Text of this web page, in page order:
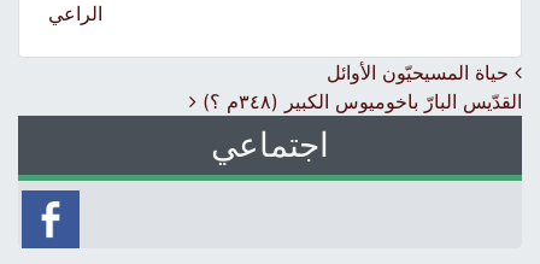
الراعي
Post navigation
حياة المسيحيّون الأوائل
القدّيس البارّ باخوميوس الكبير (٣٤٨م ؟)
اجتماعي